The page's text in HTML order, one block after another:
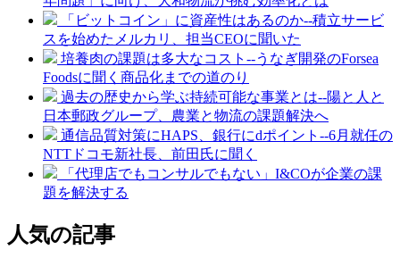
「ビットコイン」に資産性はあるのか--積立サービ
スを始めたメルカリ、担当CEOに聞いた
培養肉の課題は多大なコスト--うなぎ開発のForsea
Foodsに聞く商品化までの道のり
過去の歴史から学ぶ持続可能な事業とは--陽と人と
日本郵政グループ、農業と物流の課題解決へ
通信品質対策にHAPS、銀行にdポイント--6月就任の
NTTドコモ新社長、前田氏に聞く
「代理店でもコンサルでもない」I&COが企業の課
題を解決する
人気の記事